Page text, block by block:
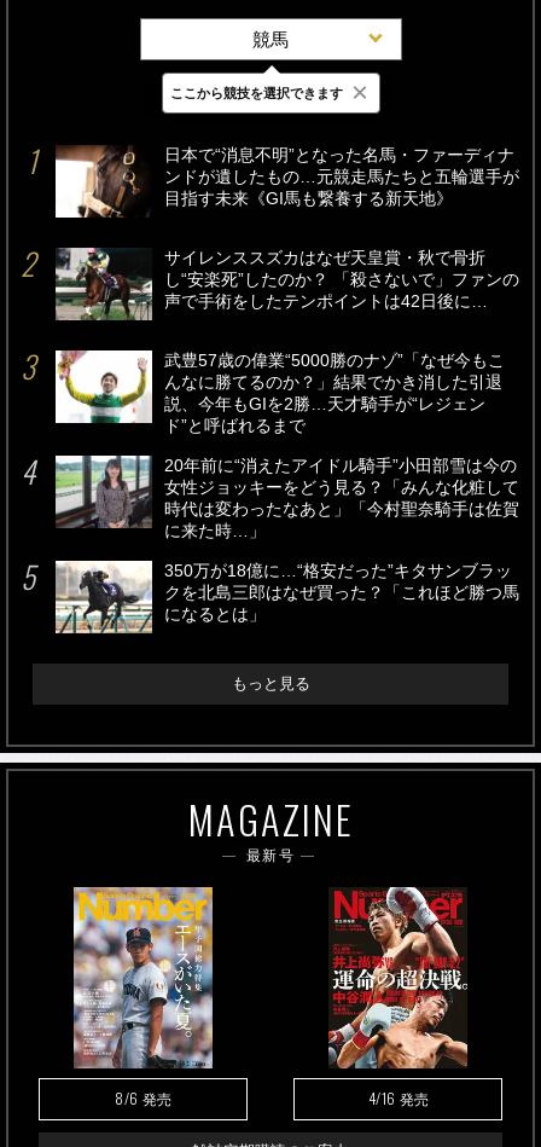
競馬
最新 24時間 週間
日本で“消息不明”となった名馬・ファーディナ
ンドが遺したもの…元競走馬たちと五輪選手が
目指す未来《GI馬も繋養する新天地》
サイレンススズカはなぜ天皇賞・秋で骨折
し“安楽死”したのか？ 「殺さないで」ファンの
声で手術をしたテンポイントは42日後に…
武豊57歳の偉業“5000勝のナゾ”「なぜ今もこ
んなに勝てるのか？」結果でかき消した引退
説、今年もGIを2勝…天才騎手が“レジェン
ド”と呼ばれるまで
20年前に“消えたアイドル騎手”小田部雪は今の
女性ジョッキーをどう見る？「みんな化粧して
時代は変わったなあと」「今村聖奈騎手は佐賀
に来た時…」
350万が18億に…“格安だった”キタサンブラッ
クを北島三郎はなぜ買った？「これほど勝つ馬
になるとは」
もっと見る
MAGAZINE
最新号
8/6 発売 4/16 発売
ここから競技を選択できます ×